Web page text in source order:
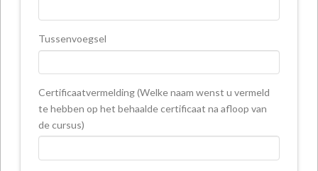
Tussenvoegsel
Certificaatvermelding (Welke naam wenst u vermeld
te hebben op het behaalde certificaat na afloop van
de cursus)